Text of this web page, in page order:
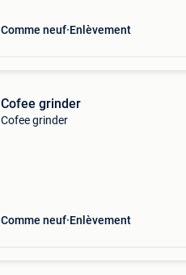
Comme neuf Enlèvement
Cofee grinder
Cofee grinder
Comme neuf Enlèvement